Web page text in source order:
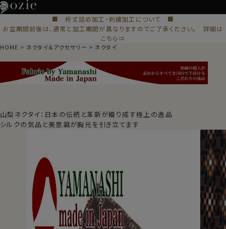
■ 裄丈詰め加工・刺繍加工について ■
お盆期間前後は、通常と加工期間が異なりますのでご了承ください。 詳細は
こちら⇒
HOME ネクタイ＆アクセサリー ネクタイ
山梨ネクタイ：日本の伝統と革新が織り成す極上の逸品
シルクの気品と美意識が胸元を引き立てます